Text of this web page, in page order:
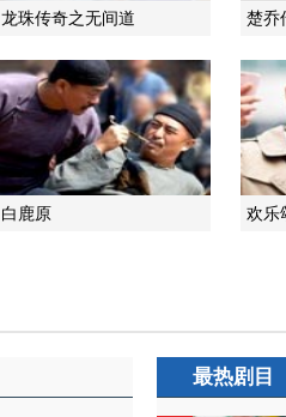
龙珠传奇之无间道 楚乔
白鹿原 欢乐
最热剧目